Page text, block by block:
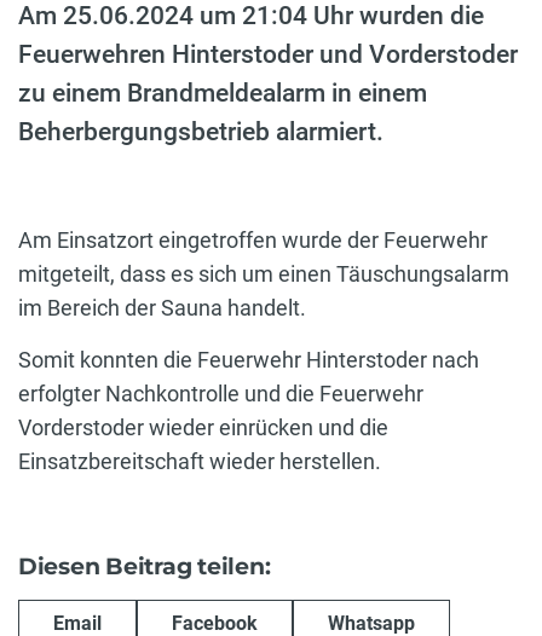
Am 25.06.2024 um 21:04 Uhr wurden die
Feuerwehren Hinterstoder und Vorderstoder
zu einem Brandmeldealarm in einem
Beherbergungsbetrieb alarmiert.
Am Einsatzort eingetroffen wurde der Feuerwehr
mitgeteilt, dass es sich um einen Täuschungsalarm
im Bereich der Sauna handelt.
Somit konnten die Feuerwehr Hinterstoder nach
erfolgter Nachkontrolle und die Feuerwehr
Vorderstoder wieder einrücken und die
Einsatzbereitschaft wieder herstellen.
Diesen Beitrag teilen:
Email Facebook Whatsapp